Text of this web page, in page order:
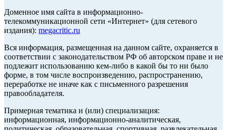
Доменное имя сайта в информационно-
телекоммуникационной сети «Интернет» (для сетевого
издания): megacritic.ru
Вся информация, размещенная на данном сайте, охраняется в
соответствии с законодательством РФ об авторском праве и не
подлежит использованию кем-либо в какой бы то ни было
форме, в том числе воспроизведению, распространению,
переработке не иначе как с письменного разрешения
правообладателя.
Примерная тематика и (или) специализация:
информационная, информационно-аналитическая,